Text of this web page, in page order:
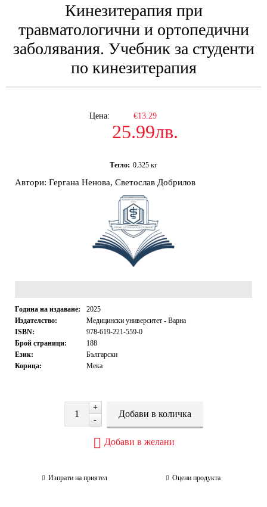
Кинезитерапия при
травматологични и ортопедични
заболявания. Учебник за студенти
по кинезитерапия
Цена: €13.29
25.99лв.
Тегло: 0.325 кг
Автори: Гергана Ненова, Светослав Добрилов
Година на издаване:
2025
Издателство:
Медицински университет - Варна
ISBN:
978-619-221-559-0
Брой страници:
188
Език:
Български
Корица:
Мека
+
-
Добави в желани
Изпрати на приятел Оцени продукта